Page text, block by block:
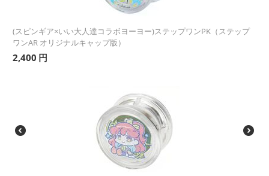
(スピンギア×いい大人達コラボヨーヨー)ステップワンPK（ステップ
ワンAR オリジナルキャップ版）
2,400 円